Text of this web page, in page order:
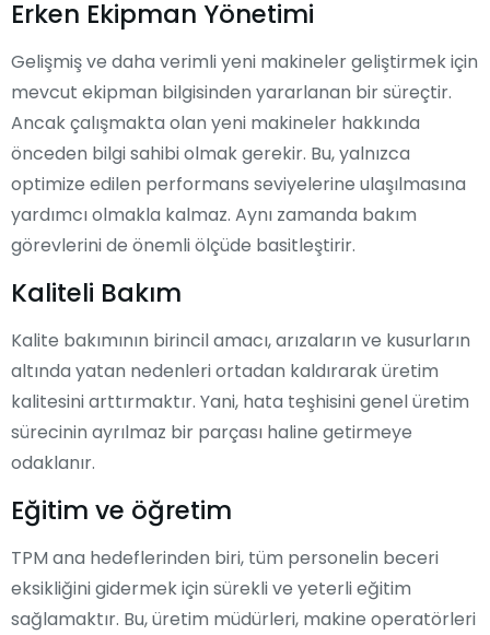
Erken Ekipman Yönetimi
Gelişmiş ve daha verimli yeni makineler geliştirmek için
mevcut ekipman bilgisinden yararlanan bir süreçtir.
Ancak çalışmakta olan yeni makineler hakkında
önceden bilgi sahibi olmak gerekir. Bu, yalnızca
optimize edilen performans seviyelerine ulaşılmasına
yardımcı olmakla kalmaz. Aynı zamanda bakım
görevlerini de önemli ölçüde basitleştirir.
Kaliteli Bakım
Kalite bakımının birincil amacı, arızaların ve kusurların
altında yatan nedenleri ortadan kaldırarak üretim
kalitesini arttırmaktır. Yani, hata teşhisini genel üretim
sürecinin ayrılmaz bir parçası haline getirmeye
odaklanır.
Eğitim ve öğretim
TPM ana hedeflerinden biri, tüm personelin beceri
eksikliğini gidermek için sürekli ve yeterli eğitim
sağlamaktır. Bu, üretim müdürleri, makine operatörleri